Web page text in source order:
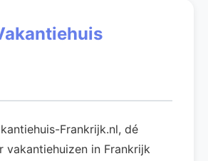
Frankrijk.nl, dé
vakantiehuizen in Frankrijk